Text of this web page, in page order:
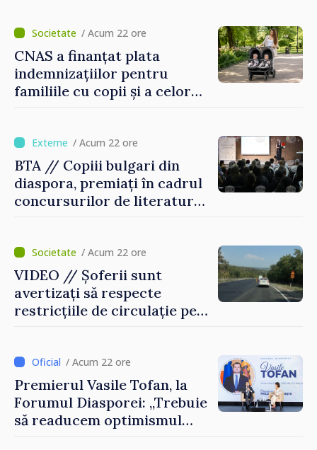
/ Acum 22 ore
CNAS a finanțat plata
indemnizațiilor pentru
familiile cu copii și a celor
/ Acum 22 ore
BTA // Copiii bulgari din
diaspora, premiați în cadrul
concursurilor de literatură,
Bulgarii din Străinătate
/ Acum 22 ore
VIDEO // Șoferii sunt
avertizați să respecte
restricțiile de circulație pe
reparație/ Acum 22 ore
Premierul Vasile Tofan, la
Forumul Diasporei: „Trebuie
să readucem optimismul